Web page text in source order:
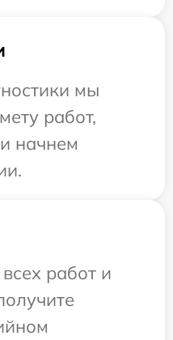
мы
работ,
начнем
работ и